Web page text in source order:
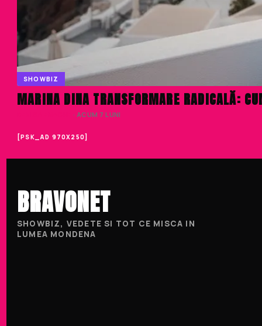
SHOWBIZ
MARINA DINA TRANSFORMARE RADICALĂ:
· ACUM 7 LUNI
[PSK_AD 970X250]
BRAVONET
SHOWBIZ, VEDETE SI TOT CE MISCA IN
LUMEA MONDENA